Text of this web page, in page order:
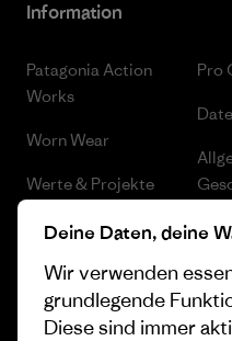
Information
Patagonia Action
Works
Worn Wear
Werte & Projekte
Progress Report
Business Unusual
Klimaziele
Pro
Deine Daten, deine
Wir verwenden
grundlegende
Diese sind immer